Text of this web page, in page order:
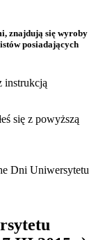
znajdują się wyroby
posiadających
instrukcją
się z powyższą
Dni Uniwersytetu